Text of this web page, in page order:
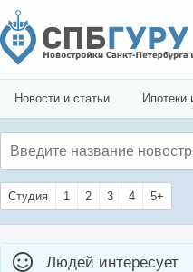
Новости и статьи Ипотеки
Студия 1 2 3 4 5+
Людей интересует